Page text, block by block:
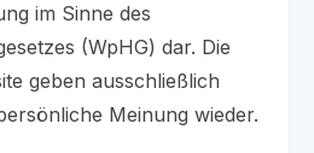
im Sinne des
(WpHG) dar. Die
geben ausschließlich
Meinung wieder.